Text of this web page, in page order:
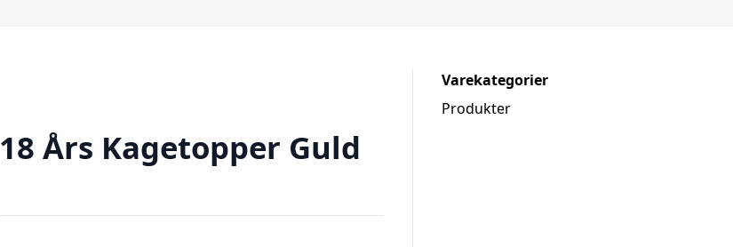
18 Års Kagetopper Guld
Varekategorier
Produkter